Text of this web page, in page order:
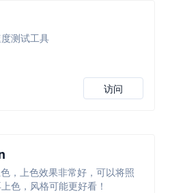
测试工具
访问
，上色效果非常好，可以将照
色，风格可能更好看！